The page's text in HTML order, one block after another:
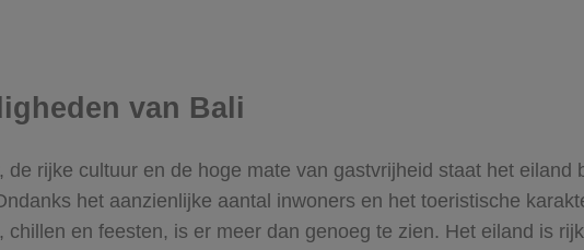
van Bali
de rijke cultuur en de hoge mate van gastvrijheid staat het eiland
het aanzienlijke aantal inwoners en het toeristische
chillen en feesten, is er meer dan genoeg te zien. Het eiland is